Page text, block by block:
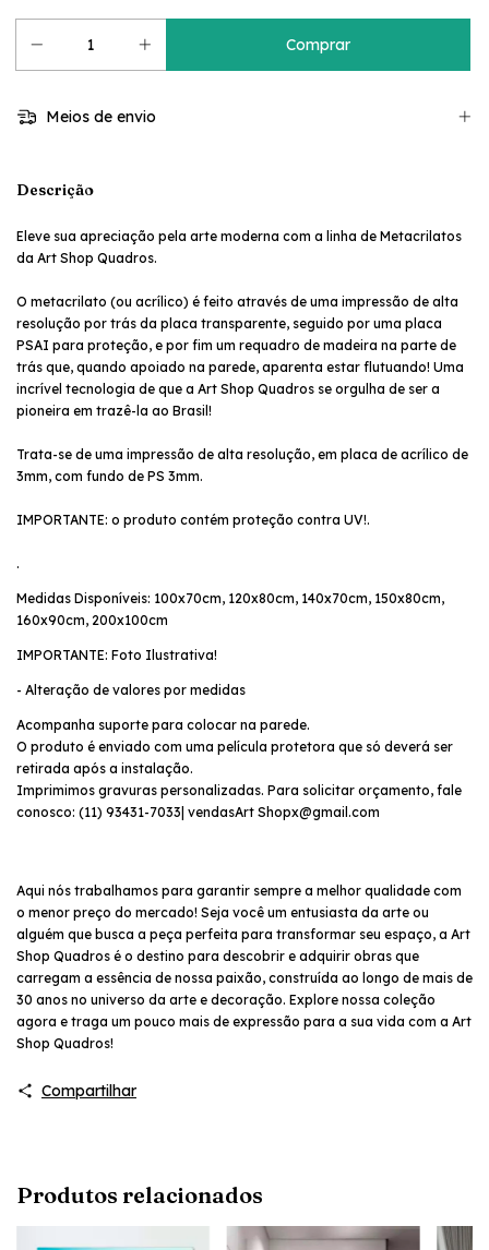
Meios de envio
Descrição
Eleve sua apreciação pela arte moderna com a linha de Metacrilatos
da Art Shop Quadros.
O metacrilato (ou acrílico) é feito através de uma impressão de alta
resolução por trás da placa transparente, seguido por uma placa
PSAI para proteção, e por fim um requadro de madeira na parte de
trás que, quando apoiado na parede, aparenta estar flutuando! Uma
incrível tecnologia de que a Art Shop Quadros se orgulha de ser a
pioneira em trazê-la ao Brasil!
Trata-se de uma impressão de alta resolução, em placa de acrílico de
3mm, com fundo de PS 3mm.
IMPORTANTE: o produto contém proteção contra UV!.
.
Medidas Disponíveis: 100x70cm, 120x80cm, 140x70cm, 150x80cm,
160x90cm, 200x100cm
IMPORTANTE: Foto Ilustrativa!
- Alteração de valores por medidas
Acompanha suporte para colocar na parede.
O produto é enviado com uma película protetora que só deverá ser
retirada após a instalação.
Imprimimos gravuras personalizadas. Para solicitar orçamento, fale
conosco: (11) 93431-7033| vendasArt Shopx@gmail.com
Aqui nós trabalhamos para garantir sempre a melhor qualidade com
o menor preço do mercado! Seja você um entusiasta da arte ou
alguém que busca a peça perfeita para transformar seu espaço, a Art
Shop Quadros é o destino para descobrir e adquirir obras que
carregam a essência de nossa paixão, construída ao longo de mais de
30 anos no universo da arte e decoração. Explore nossa coleção
agora e traga um pouco mais de expressão para a sua vida com a Art
Shop Quadros!
Compartilhar
Produtos relacionados